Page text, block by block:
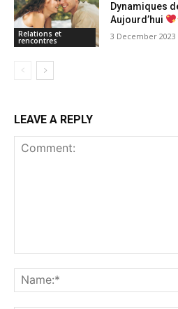
Relations et
rencontres
Dynamiques
Aujourd’hui
3 December 2023
LEAVE A REPLY